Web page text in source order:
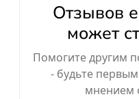
Отзывов
может
Помогите другим
- будьте
мнением